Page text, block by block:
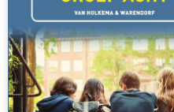
met groep acht! Die
groepers huilen niet Een